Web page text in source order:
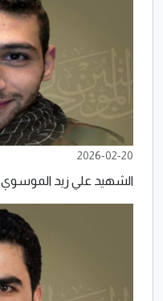
2026-02-20
الشهيد علي زيد الموسوي